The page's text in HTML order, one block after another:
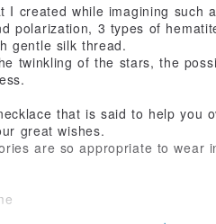
I created while imagining such
polarization, 3 types of
gentle silk thread.
twinkling of the stars, the
that is said to help you
great wishes.
are so appropriate to wear